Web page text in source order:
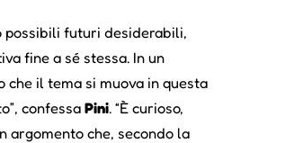
possibili futuri desiderabili,
fine a sé stessa. In un
il tema si muova in questa
confessa Pini. “È curioso,
argomento che, secondo la